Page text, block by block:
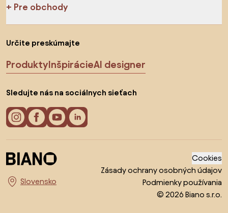
Pre obchody
Určite preskúmajte
ProduktyInšpirácieAI designer
Sledujte nás na sociálnych sieťach
Vyberte krajinu
Cookies
Zásady ochrany osobných údajov
Podmienky používania
© 2026 Biano s.r.o.